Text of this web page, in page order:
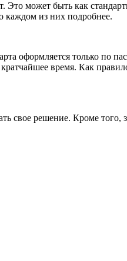
может быть как
каждом из них подробнее.
оформляется только по
время. Как
решение. Кроме того,